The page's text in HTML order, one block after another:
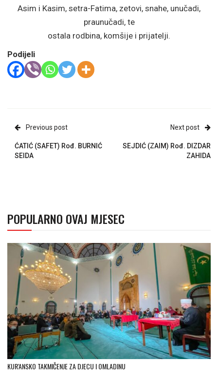
Asim i Kasim, setra-Fatima, zetovi, snahe, unučadi,
praunučadi, te
ostala rodbina, komšije i prijatelji.
Podijeli
Previous post
ĆATIĆ (SAFET) Rođ. BURNIĆ
SEIDA
Next post
SEJDIĆ (ZAIM) Rođ. DIZDAR
ZAHIDA
POPULARNO OVAJ MJESEC
KUR'ANSKO TAKMIČENJE ZA DJECU I OMLADINU